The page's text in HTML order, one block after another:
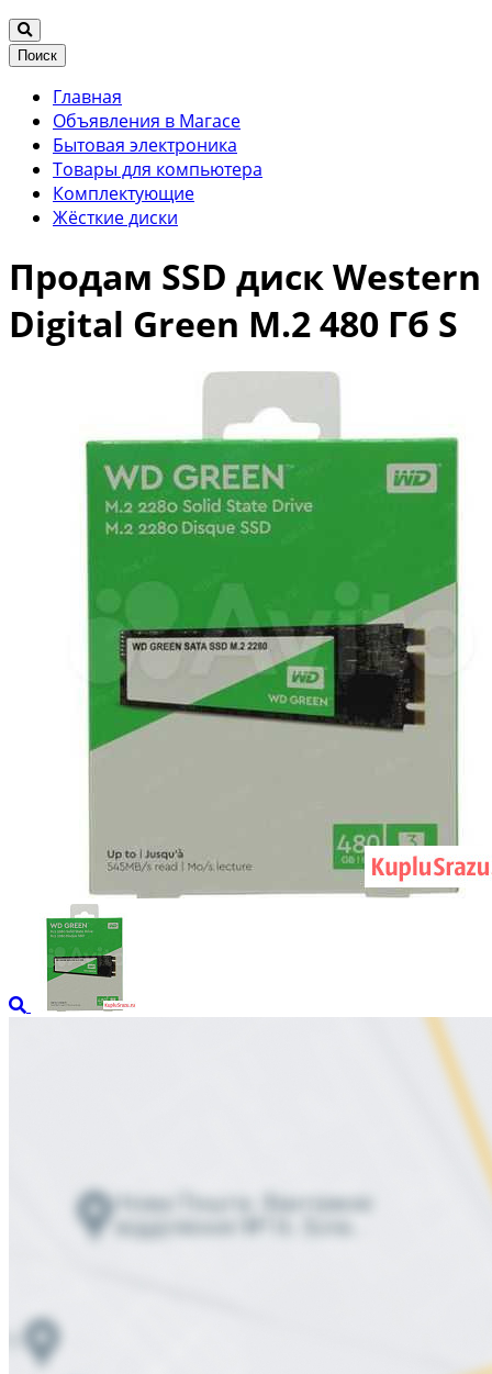
Поиск
Главная
Объявления в Магасе
Бытовая электроника
Товары для компьютера
Комплектующие
Жёсткие диски
Продам SSD диск Western
Digital Green M.2 480 Гб S